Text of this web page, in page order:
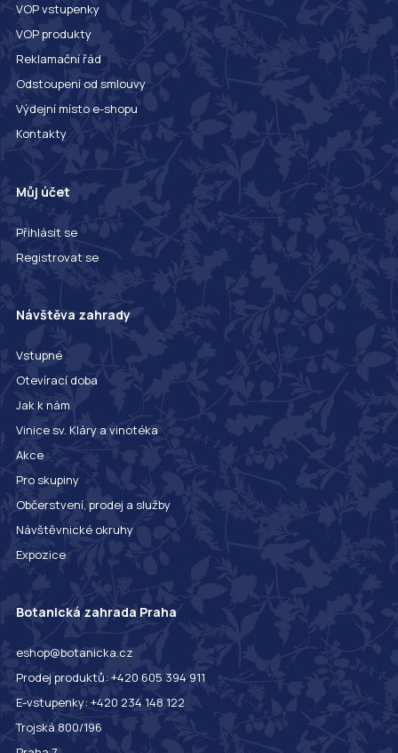
VOP vstupenky
VOP produkty
Reklamační řád
Odstoupení od smlouvy
Výdejní místo e-shopu
Kontakty
Můj účet
Přihlásit se
Registrovat se
Návštěva zahrady
Vstupné
Otevírací doba
Jak k nám
Vinice sv. Kláry a vinotéka
Akce
Pro skupiny
Občerstvení, prodej a služby
Návštěvnické okruhy
Expozice
Botanická zahrada Praha
eshop@botanicka.cz
Prodej produktů: +420 605 394 911
E-vstupenky: +420 234 148 122
Trojská 800/196